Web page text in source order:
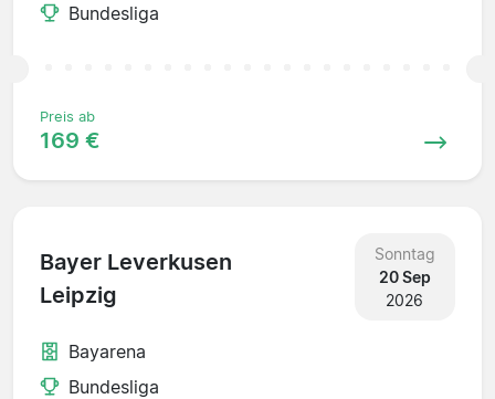
Bundesliga
Preis ab
169 €
Bayer Leverkusen
Leipzig
Sonntag
20 Sep
2026
Bayarena
Bundesliga